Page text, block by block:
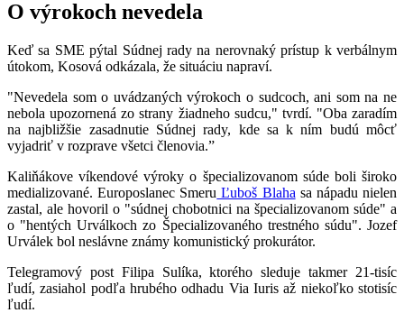
O výrokoch nevedela
Keď sa SME pýtal Súdnej rady na nerovnaký prístup k verbálnym
útokom, Kosová odkázala, že situáciu napraví.
"Nevedela som o uvádzaných výrokoch o sudcoch, ani som na ne
nebola upozornená zo strany žiadneho sudcu," tvrdí. "Oba zaradím
na najbližšie zasadnutie Súdnej rady, kde sa k ním budú môcť
vyjadriť v rozprave všetci členovia.”
Kaliňákove víkendové výroky o špecializovanom súde boli široko
medializované. Europoslanec Smeru Ľuboš Blaha sa nápadu nielen
zastal, ale hovoril o "súdnej chobotnici na špecializovanom súde" a
o "hentých Urválkoch zo Špecializovaného trestného súdu". Jozef
Urválek bol neslávne známy komunistický prokurátor.
Telegramový post Filipa Sulíka, ktorého sleduje takmer 21-tisíc
ľudí, zasiahol podľa hrubého odhadu Via Iuris až niekoľko stotisíc
ľudí.